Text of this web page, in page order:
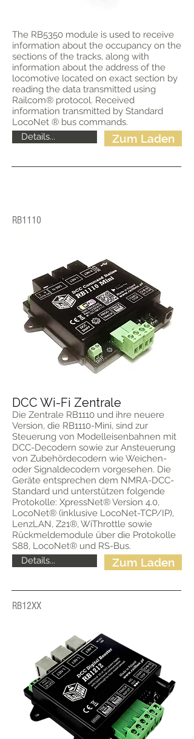
The RB5350 module is used to receive
information about the occupancy on the
sections of the tracks, along with
information about the address of the
locomotive located on exact section by
reading the data transmitted using
Railcom® protocol. Received
information transmitted by Standard
LocoNet ® bus commands.
Details...
Zum Laden
RB1110
DCC Wi-Fi Zentrale
Die Zentrale RB1110 und ihre neuere
Version, die RB1110-Mini, sind zur
Steuerung von Modelleisenbahnen mit
DCC-Decodern sowie zur Ansteuerung
von Zubehördecodern wie Weichen-
oder Signaldecodern vorgesehen. Die
Geräte entsprechen dem NMRA-DCC-
Standard und unterstützen folgende
Protokolle: XpressNet® Version 4.0,
LocoNet® (inklusive LocoNet-TCP/IP),
LenzLAN, Z21®, WiThrottle sowie
Rückmeldemodule über die Protokolle
S88, LocoNet® und RS-Bus.
Details...
Zum Laden
RB12XX